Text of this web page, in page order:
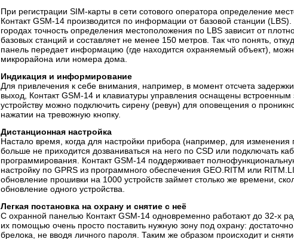
При регистрации SIM-карты в сети сотового оператора определение
Контакт GSM-14 производится по информации от базовой станции
городах точность определения местоположения по LBS зависит от
базовых станций и составляет не менее 150 метров. Так что понять,
панель передает информацию (где находится охраняемый объект),
микрорайона или номера дома.
Индикация и информирование
Для привлечения к себе внимания, например, в момент отсчета
выход, Контакт GSM-14 и клавиатуры управления оснащены
устройству можно подключить сирену (ревун) для оповещения о
нажатии на тревожную кнопку.
Дистанционная настройка
Настало время, когда для настройки прибора (например, для изменения
больше не приходится дозваниваться на него по CSD или подключать
программирования. Контакт GSM-14 поддерживает
настройку по GPRS из программного обеспечения GEO.RITM или
обновление прошивки на 1000 устройств займет столько же времени,
обновление одного устройства.
Легкая постановка на охрану и снятие с неё
С охранной панелью Контакт GSM-14 одновременно работают до 32-х
их помощью очень просто поставить нужную зону под охрану:
брелока, не вводя личного пароля. Таким же образом происходит и